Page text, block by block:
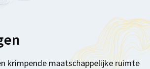
krimpende maatschappelijke ruimte